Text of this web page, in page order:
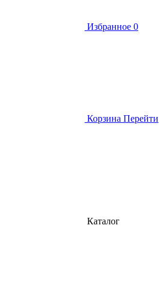
Избранное 0
Корзина Перейти
Каталог